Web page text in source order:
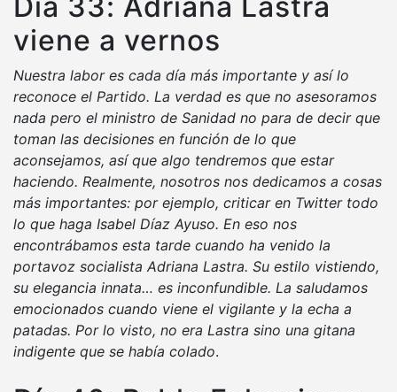
viene a vernos
Nuestra labor es cada día más importante y así lo
reconoce el Partido. La verdad es que no asesoramos
nada pero el ministro de Sanidad no para de decir que
toman las decisiones en función de lo que
aconsejamos, así que algo tendremos que estar
haciendo. Realmente, nosotros nos dedicamos a cosas
más importantes: por ejemplo, criticar en Twitter todo
lo que haga Isabel Díaz Ayuso. En eso nos
encontrábamos esta tarde cuando ha venido la
portavoz socialista Adriana Lastra. Su estilo vistiendo,
su elegancia innata… es inconfundible. La saludamos
emocionados cuando viene el vigilante y la echa a
patadas. Por lo visto, no era Lastra sino una gitana
indigente que se había colado.